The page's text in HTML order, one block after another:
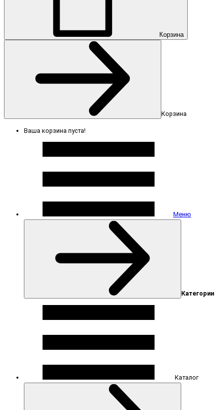
Корзина
Корзина
Ваша корзина пуста!
Меню
Категории
Каталог